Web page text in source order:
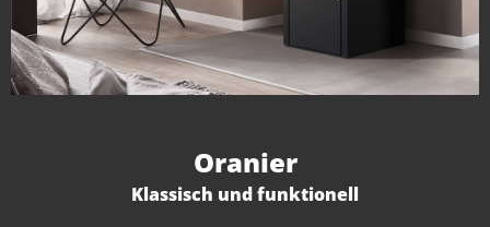
Oranier
Klassisch und funktionell